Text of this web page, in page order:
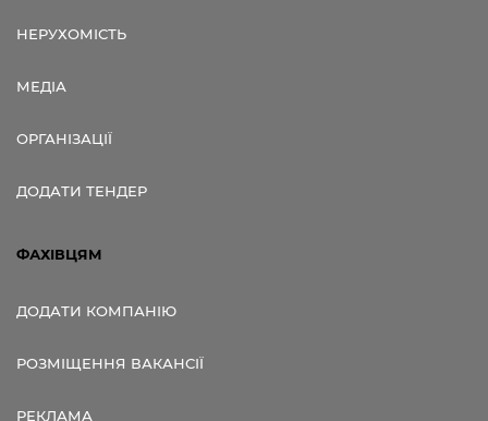
НЕРУХОМІСТЬ
МЕДІА
ОРГАНІЗАЦІЇ
ДОДАТИ ТЕНДЕР
ФАХІВЦЯМ
ДОДАТИ КОМПАНІЮ
РОЗМІЩЕННЯ ВАКАНСІЇ
РЕКЛАМА